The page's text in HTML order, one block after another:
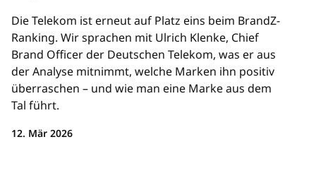
Die Telekom ist erneut auf Platz eins beim BrandZ-
Ranking. Wir sprachen mit Ulrich Klenke, Chief
Brand Officer der Deutschen Telekom, was er aus
der Analyse mitnimmt, welche Marken ihn positiv
überraschen – und wie man eine Marke aus dem
Tal führt.
12. Mär 2026